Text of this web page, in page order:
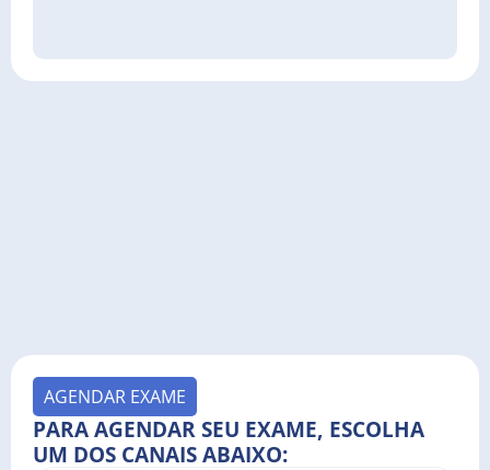
AGENDAR EXAME
PARA AGENDAR SEU EXAME, ESCOLHA
UM DOS CANAIS ABAIXO: